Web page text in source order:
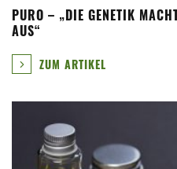
PURO – „DIE GENETIK
AUS“
ZUM ARTIKEL